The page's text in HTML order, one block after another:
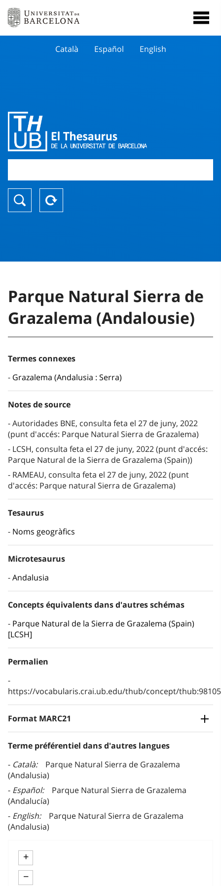
Català Español English
Parque Natural Sierra de
Grazalema (Andalousie)
Termes connexes
Grazalema (Andalusia : Serra)
Notes de source
Autoridades BNE, consulta feta el 27 de juny, 2022
(punt d'accés: Parque Natural Sierra de Grazalema)
LCSH, consulta feta el 27 de juny, 2022 (punt d'accés:
Parque Natural de la Sierra de Grazalema (Spain))
RAMEAU, consulta feta el 27 de juny, 2022 (punt
d'accés: Parque natural Sierra de Grazalema)
Tesaurus
Noms geogràfics
Microtesaurus
Andalusia
Concepts équivalents dans d'autres schémas
Parque Natural de la Sierra de Grazalema (Spain)
[LCSH]
Permalien
https://vocabularis.crai.ub.edu/thub/concept/
Format MARC21
Terme préférentiel dans d'autres langues
Català
Parque Natural Sierra de Grazalema
(Andalusia)
Español
Parque Natural Sierra de Grazalema
(Andalucía)
English
Parque Natural Sierra de Grazalema
(Andalusia)
+
−